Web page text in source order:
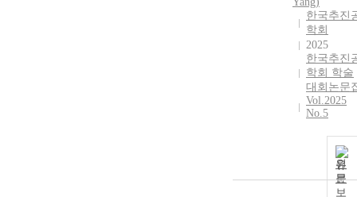
한국추진
학회
2025
한국추진
학회 학술
대회논문
Vol.2025
No.5
원
문
보